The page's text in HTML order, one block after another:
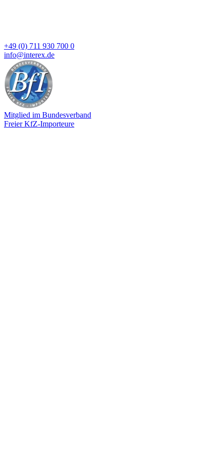
+49 (0) 711 930 700 0
info@interex.de
Mitglied im Bundesverband
Freier KfZ-Importeure